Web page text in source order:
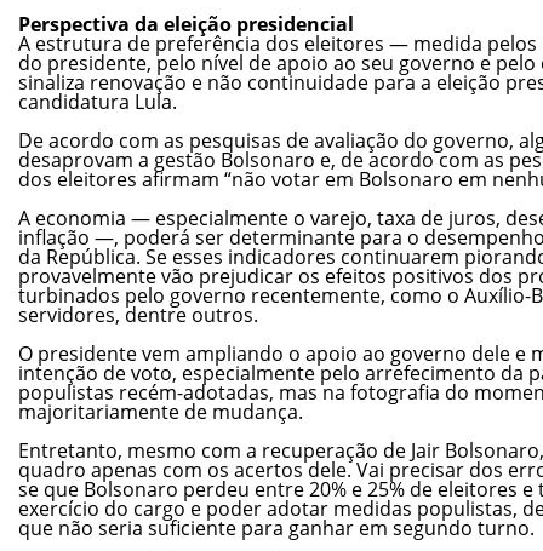
Perspectiva da eleição presidencial
A estrutura de preferência dos eleitores — medida
do presidente, pelo nível de apoio ao seu governo e
sinaliza renovação e não continuidade para a eleição
candidatura Lula.
De acordo com as pesquisas de avaliação do governo,
desaprovam a gestão Bolsonaro e, de acordo com as
dos eleitores afirmam “não votar em Bolsonaro em
A economia — especialmente o varejo, taxa de juros,
inflação —, poderá ser determinante para o
da República. Se esses indicadores continuarem
provavelmente vão prejudicar os efeitos positivos dos
turbinados pelo governo recentemente, como o Auxílio-
servidores, dentre outros.
O presidente vem ampliando o apoio ao governo dele e
intenção de voto, especialmente pelo arrefecimento da
populistas recém-adotadas, mas na fotografia do
majoritariamente de mudança.
Entretanto, mesmo com a recuperação de Jair
quadro apenas com os acertos dele. Vai precisar dos
se que Bolsonaro perdeu entre 20% e 25% de eleitores
exercício do cargo e poder adotar medidas populistas,
que não seria suficiente para ganhar em segundo turno.